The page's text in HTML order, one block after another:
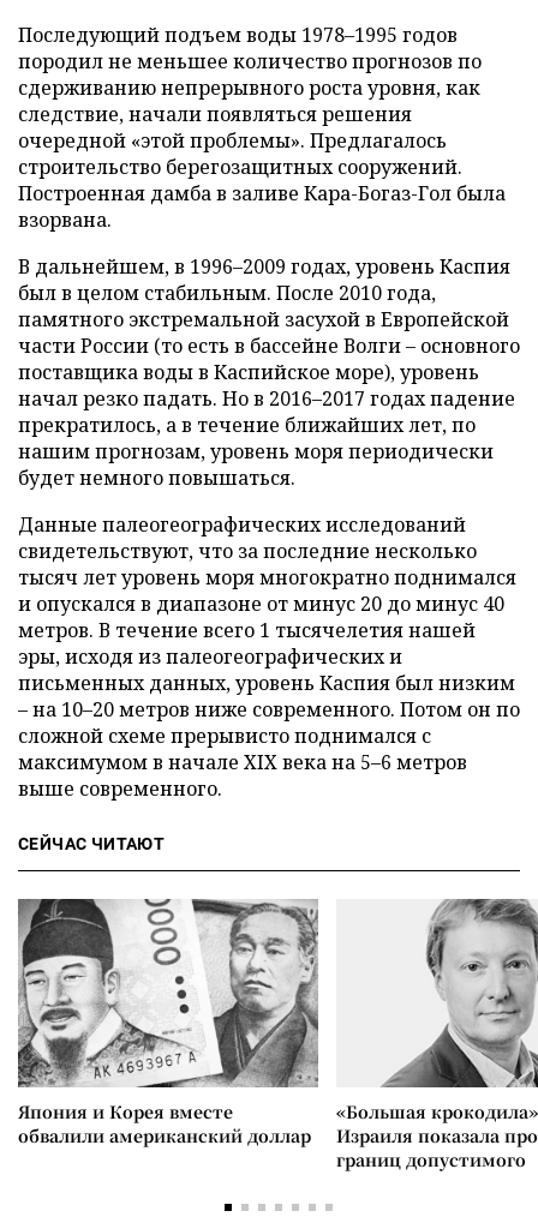
Последующий подъем воды 1978–1995 годов
породил не меньшее количество прогнозов по
сдерживанию непрерывного роста уровня, как
следствие, начали появляться решения
очередной «этой проблемы». Предлагалось
строительство берегозащитных сооружений.
Построенная дамба в заливе Кара-Богаз-Гол была
взорвана.
В дальнейшем, в 1996–2009 годах, уровень Каспия
был в целом стабильным. После 2010 года,
памятного экстремальной засухой в Европейской
части России (то есть в бассейне Волги – основного
поставщика воды в Каспийское море), уровень
начал резко падать. Но в 2016–2017 годах падение
прекратилось, а в течение ближайших лет, по
нашим прогнозам, уровень моря периодически
будет немного повышаться.
Данные палеогеографических исследований
свидетельствуют, что за последние несколько
тысяч лет уровень моря многократно поднимался
и опускался в диапазоне от минус 20 до минус 40
метров. В течение всего 1 тысячелетия нашей
эры, исходя из палеогеографических и
письменных данных, уровень Каспия был низким
– на 10–20 метров ниже современного. Потом он по
сложной схеме прерывисто поднимался с
максимумом в начале XIX века на 5–6 метров
выше современного.
СЕЙЧАС ЧИТАЮТ
Япония и Корея вместе
обвалили американский доллар
«Большая
Израиля показала
границ допустимого